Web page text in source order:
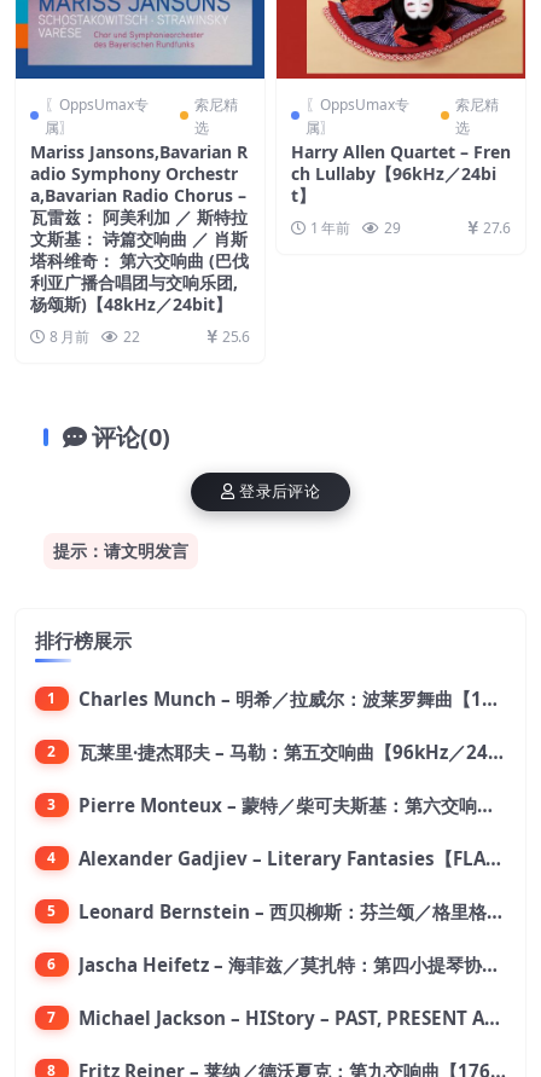
〖OppsUmax专
属〗
索尼精
选
Mariss Jansons,Bavarian R
adio Symphony Orchestr
a,Bavarian Radio Chorus –
瓦雷兹： 阿美利加 ／ 斯特拉
文斯基： 诗篇交响曲 ／ 肖斯
塔科维奇： 第六交响曲 (巴伐
利亚广播合唱团与交响乐团,
杨颂斯)【48kHz／24bit】
8 月前 22 25.6
〖OppsUmax专
属〗
索尼精
选
Harry Allen Quartet – Fren
ch Lullaby【96kHz／24bi
t】
1 年前 29 27.6
评论(0)
提示：请文明发言
登录后评论
排行榜展示
1 Charles Munch – 明希／拉威尔：波莱罗舞曲【176.4kHz／24bit】
2 瓦莱里·捷杰耶夫 – 马勒：第五交响曲【96kHz／24bit】
3 Pierre Monteux – 蒙特／柴可夫斯基：第六交响曲【176.4kHz／24bit】
4 Alexander Gadjiev – Literary Fantasies【FLAC 192】
5 Leonard Bernstein – 西贝柳斯：芬兰颂／格里格：培尔·金特组曲【44.1kHz／24bit】
6 Jascha Heifetz – 海菲兹／莫扎特：第四小提琴协奏曲，第五小提琴协奏曲《土耳其》／维瓦尔第：小提琴与大提琴协奏曲，RV 547【192kHz／24bit】
7 Michael Jackson – HIStory – PAST, PRESENT AND FUTURE – BOOK I【96kHz／24bit】
8 Fritz Reiner – 莱纳／德沃夏克：第九交响曲【176.4kHz／24bit】